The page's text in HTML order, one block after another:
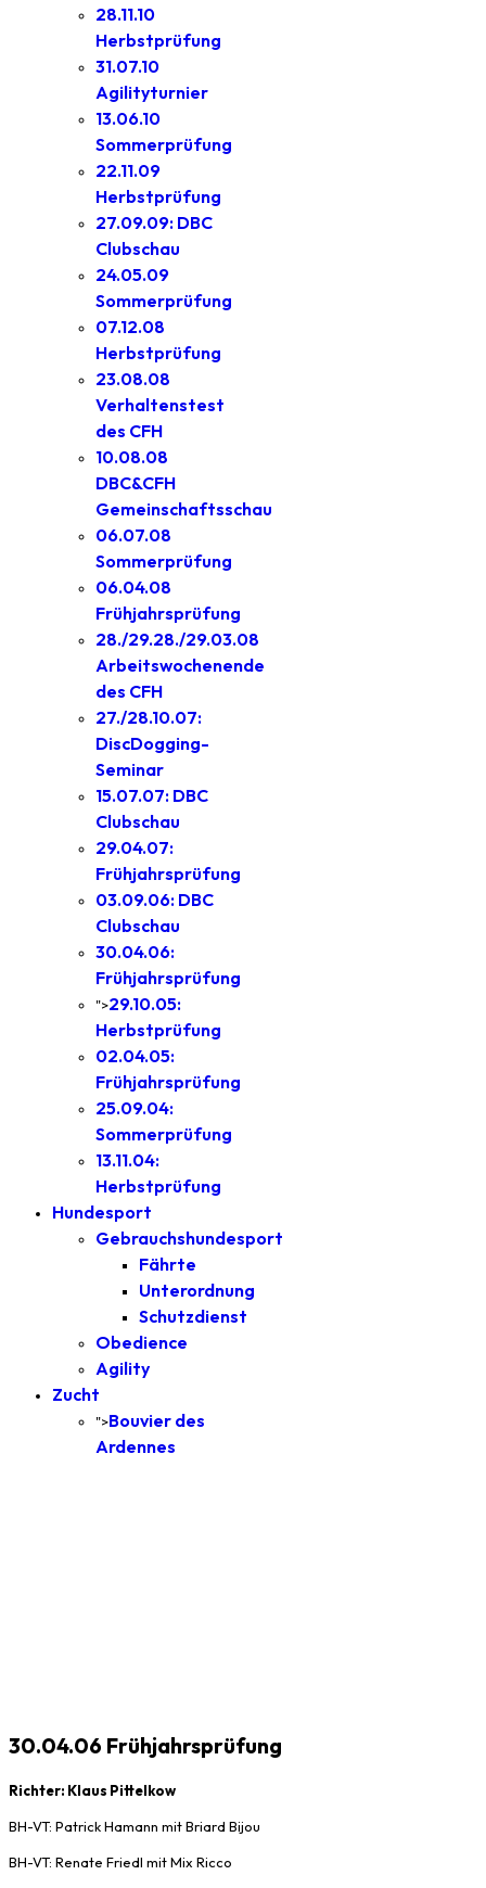
28.11.10
Herbstprüfung
31.07.10
Agilityturnier
13.06.10
Sommerprüfung
22.11.09
Herbstprüfung
27.09.09: DBC
Clubschau
24.05.09
Sommerprüfung
07.12.08
Herbstprüfung
23.08.08
Verhaltenstest
des CFH
10.08.08
DBC&CFH
Gemeinschaftsschau
06.07.08
Sommerprüfung
06.04.08
Frühjahrsprüfung
28./29.28./29.03.08
Arbeitswochenende
des CFH
27./28.10.07:
DiscDogging-
Seminar
15.07.07: DBC
Clubschau
29.04.07:
Frühjahrsprüfung
03.09.06: DBC
Clubschau
30.04.06:
Frühjahrsprüfung
">29.10.05:
Herbstprüfung
02.04.05:
Frühjahrsprüfung
25.09.04:
Sommerprüfung
13.11.04:
Herbstprüfung
Hundesport
Gebrauchshundesport
Fährte
Unterordnung
Schutzdienst
Obedience
Agility
Zucht
">Bouvier des
Ardennes
30.04.06 Frühjahrsprüfung
Richter: Klaus Pittelkow
BH-VT: Patrick Hamann mit Briard Bijou
BH-VT: Renate Friedl mit Mix Ricco